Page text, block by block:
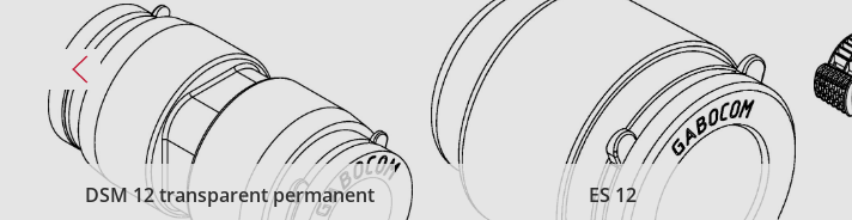
DSM 12 transparent permanent ES 12